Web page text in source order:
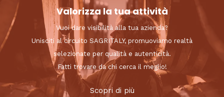
Valorizza la tua attività
Vuoi dare visibilità alla tua azienda?
Unisciti al circuito SAGRITALY, promuoviamo realtà
selezionate per qualità e autenticità.
Fatti trovare da chi cerca il meglio!
Scopri di più